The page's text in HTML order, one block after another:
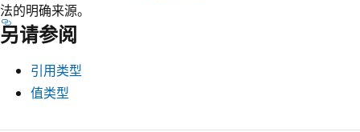
法的明确来源。
另请参阅
引用类型
值类型